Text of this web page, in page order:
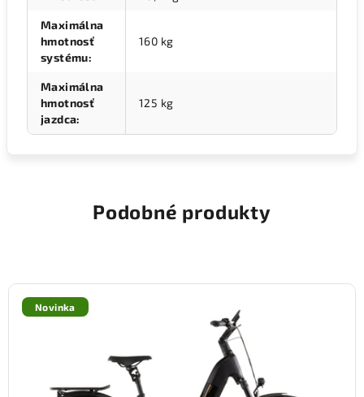
Maximálna
hmotnosť
systému:
160 kg
Maximálna
hmotnosť
jazdca:
125 kg
Podobné produkty
Novinka